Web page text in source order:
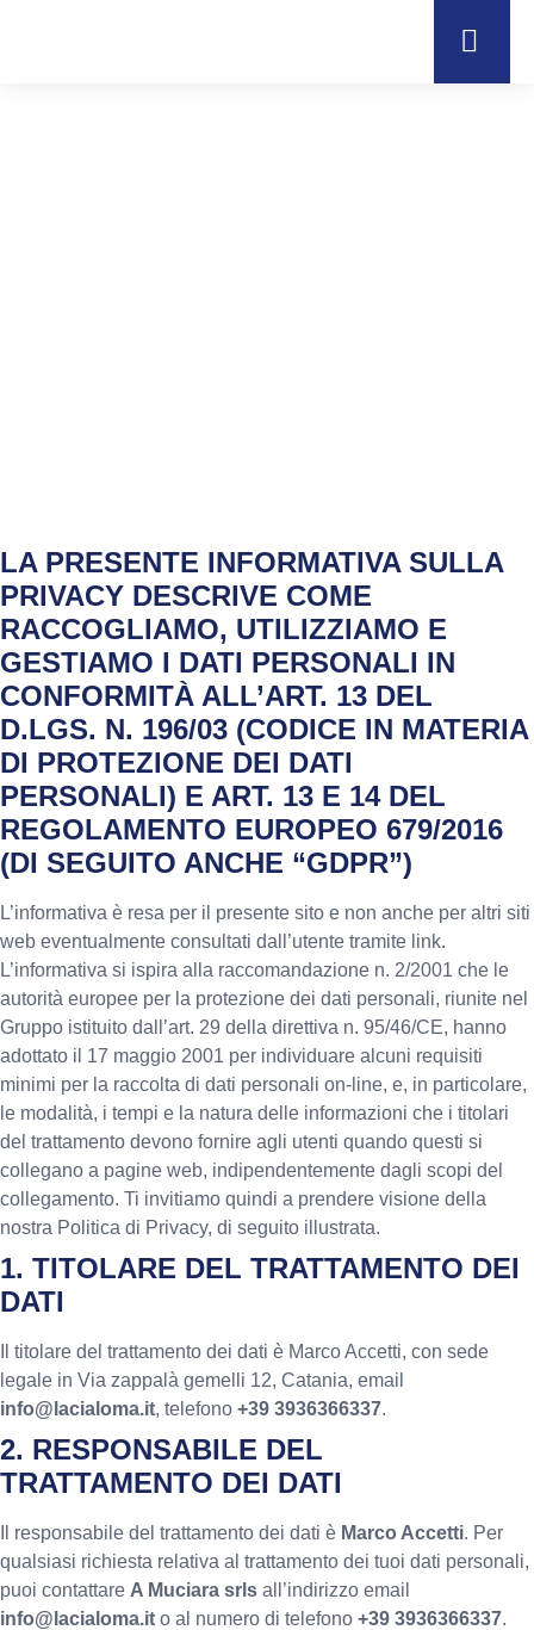
LA PRESENTE INFORMATIVA SULLA
PRIVACY DESCRIVE COME
RACCOGLIAMO, UTILIZZIAMO E
GESTIAMO I DATI PERSONALI IN
CONFORMITÀ ALL’ART. 13 DEL
D.LGS. N. 196/03 (CODICE IN MATERIA
DI PROTEZIONE DEI DATI
PERSONALI) E ART. 13 E 14 DEL
REGOLAMENTO EUROPEO 679/2016
(DI SEGUITO ANCHE “GDPR”)
L’informativa è resa per il presente sito e non anche per altri siti
web eventualmente consultati dall’utente tramite link.
L’informativa si ispira alla raccomandazione n. 2/2001 che le
autorità europee per la protezione dei dati personali, riunite nel
Gruppo istituito dall’art. 29 della direttiva n. 95/46/CE, hanno
adottato il 17 maggio 2001 per individuare alcuni requisiti
minimi per la raccolta di dati personali on-line, e, in particolare,
le modalità, i tempi e la natura delle informazioni che i titolari
del trattamento devono fornire agli utenti quando questi si
collegano a pagine web, indipendentemente dagli scopi del
collegamento. Ti invitiamo quindi a prendere visione della
nostra Politica di Privacy, di seguito illustrata.
1. TITOLARE DEL TRATTAMENTO DEI
DATI
Il titolare del trattamento dei dati è Marco Accetti, con sede
legale in Via zappalà gemelli 12, Catania, email
info@lacialoma.it, telefono +39 3936366337.
2. RESPONSABILE DEL
TRATTAMENTO DEI DATI
Il responsabile del trattamento dei dati è Marco Accetti. Per
qualsiasi richiesta relativa al trattamento dei tuoi dati personali,
puoi contattare A Muciara srls all’indirizzo email
info@lacialoma.it o al numero di telefono +39 3936366337.